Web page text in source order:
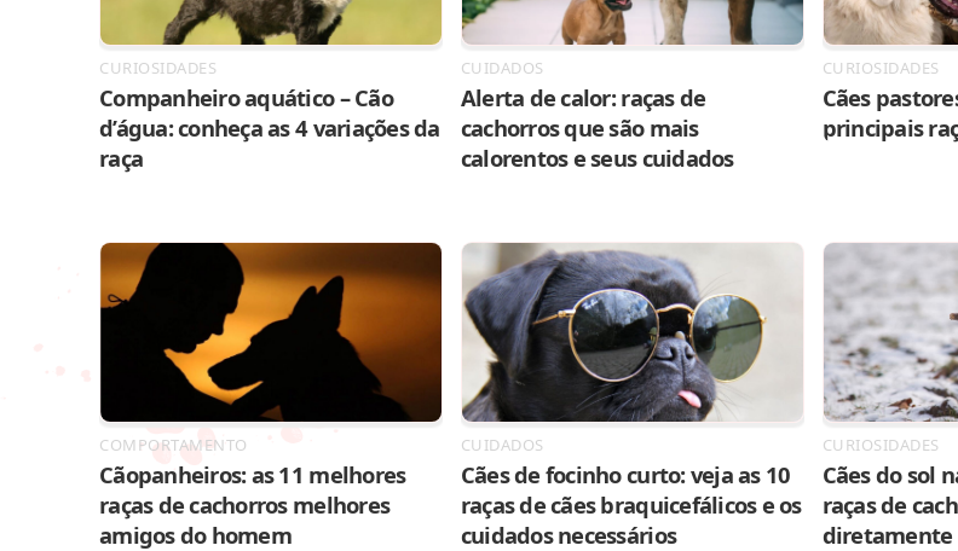
CURIOSIDADES
Companheiro aquático – Cão
d’água: conheça as 4 variações da
raça
CUIDADOS
Alerta de calor: raças de
cachorros que são mais
calorentos e seus cuidados
CURIOSIDADES
Cães
principais
COMPORTAMENTO
Cãopanheiros: as 11 melhores
raças de cachorros melhores
amigos do homem
CUIDADOS
Cães de focinho curto: veja as 10
raças de cães braquicefálicos e os
cuidados necessários
CURIOSIDADES
Cães do sol
raças de
diretamente